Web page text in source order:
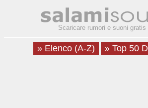
Scaricare rumori e suoni gratis
» Elenco (A-Z) » Top 50